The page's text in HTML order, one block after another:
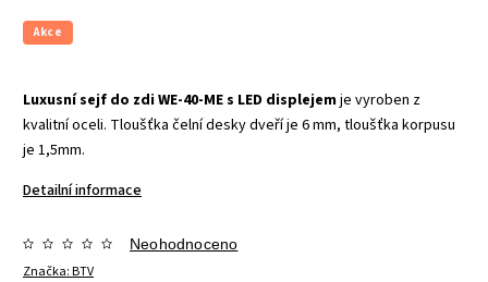
Akce
Luxusní sejf do zdi WE-40-ME s LED displejemje vyroben z
kvalitní oceli. Tloušťka čelní desky dveří je 6 mm, tloušťka korpusu
je 1,5mm.
Detailní informace
Značka:BTV
Neohodnoceno